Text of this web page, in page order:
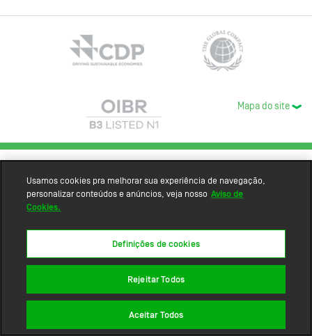
Mapa do site
Usamos cookies pra melhorar sua experiência de navegação,
personalizar conteúdos e anúncios, veja nosso Aviso de
Cookies.
Definições de cookies
Rejeitar Todos
Aceitar Todos